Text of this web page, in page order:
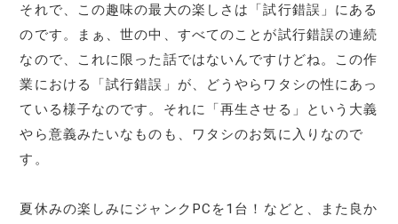
それで、この趣味の最大の楽しさは「試行錯誤」にある
のです。まぁ、世の中、すべてのことが試行錯誤の連続
なので、これに限った話ではないんですけどね。この作
業における「試行錯誤」が、どうやらワタシの性にあっ
ている様子なのです。それに「再生させる」という大義
やら意義みたいなものも、ワタシのお気に入りなので
す。
夏休みの楽しみにジャンクPCを1台！などと、また良か